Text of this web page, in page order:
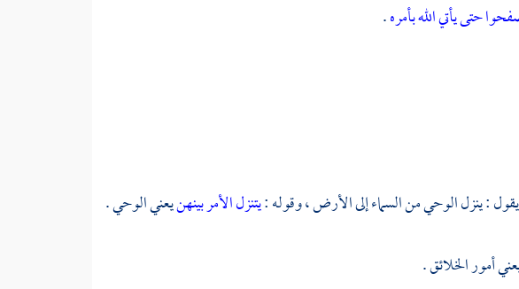
حتى يأتي الله بأمره.
يقول : ينزل الوحي من السماء إلى الأرض ، وقوله :يتنزل الأمر بينهنيعني الوحي .
أمور الخلائق .